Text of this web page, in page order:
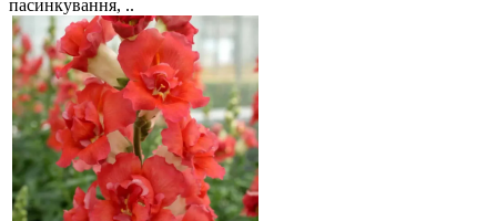
пасинкування, ..